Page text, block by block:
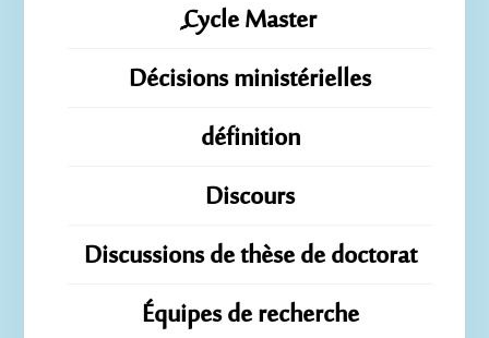
ِِِCycle Master
Décisions ministérielles
définition
Discours
Discussions de thèse de doctorat
Équipes de recherche